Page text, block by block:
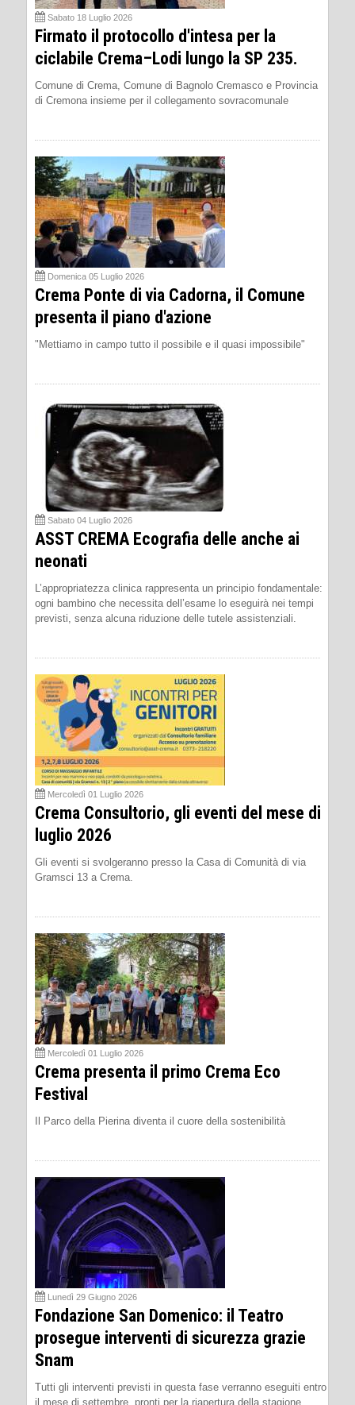
Sabato 18 Luglio 2026
Firmato il protocollo d'intesa per la
ciclabile Crema–Lodi lungo la SP 235.
Comune di Crema, Comune di Bagnolo Cremasco e Provincia
di Cremona insieme per il collegamento sovracomunale
Domenica 05 Luglio 2026
Crema Ponte di via Cadorna, il Comune
presenta il piano d'azione
"Mettiamo in campo tutto il possibile e il quasi impossibile"
Sabato 04 Luglio 2026
ASST CREMA Ecografia delle anche ai
neonati
L’appropriatezza clinica rappresenta un principio fondamentale:
ogni bambino che necessita dell’esame lo eseguirà nei tempi
previsti, senza alcuna riduzione delle tutele assistenziali.
Mercoledì 01 Luglio 2026
Crema Consultorio, gli eventi del mese di
luglio 2026
Gli eventi si svolgeranno presso la Casa di Comunità di via
Gramsci 13 a Crema.
Mercoledì 01 Luglio 2026
Crema presenta il primo Crema Eco
Festival
Il Parco della Pierina diventa il cuore della sostenibilità
Lunedì 29 Giugno 2026
Fondazione San Domenico: il Teatro
prosegue interventi di sicurezza grazie
Snam
Tutti gli interventi previsti in questa fase verranno eseguiti entro
il mese di settembre, pronti per la riapertura della stagione